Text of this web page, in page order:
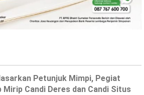
Petunjuk Mimpi, Pegiat
Mirip Candi Deres dan Candi Situs